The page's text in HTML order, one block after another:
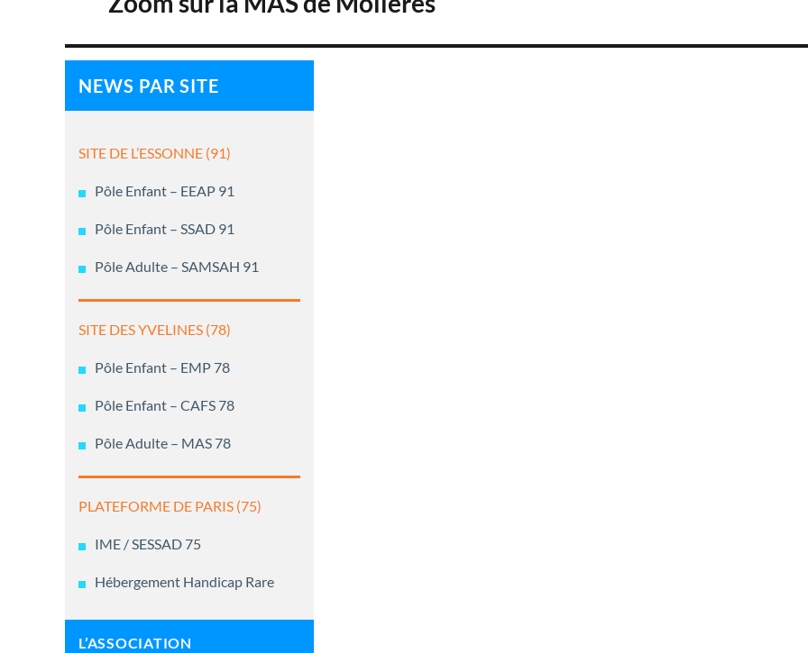
NEWS PAR SITE
SITE DE L’ESSONNE (91)
Pôle Enfant – EEAP 91
Pôle Enfant – SSAD 91
Pôle Adulte – SAMSAH 91
SITE DES YVELINES (78)
Pôle Enfant – EMP 78
Pôle Enfant – CAFS 78
Pôle Adulte – MAS 78
PLATEFORME DE PARIS (75)
IME / SESSAD 75
Hébergement Handicap Rare
L’ASSOCIATION